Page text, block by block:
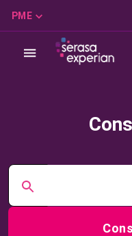
PME